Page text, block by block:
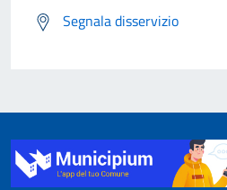
Segnala disservizio